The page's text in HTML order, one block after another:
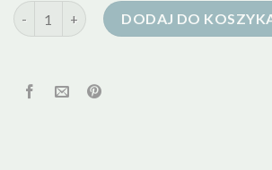
ilość arcteryx kurtka puchowa
DODAJ DO